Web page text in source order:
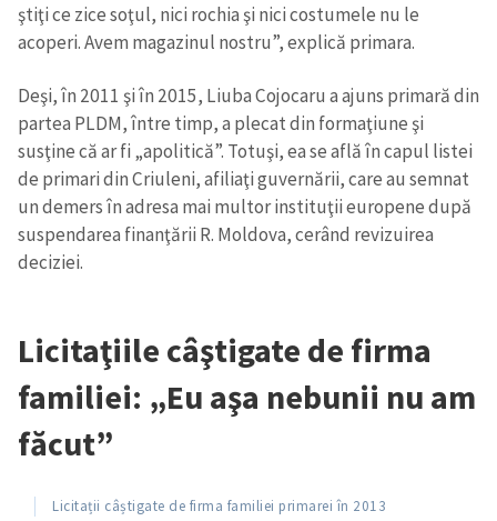
ştiţi ce zice soţul, nici rochia şi nici costumele nu le
acoperi. Avem magazinul nostru”, explică primara.
Deşi, în 2011 şi în 2015, Liuba Cojocaru a ajuns primară din
partea PLDM, între timp, a plecat din formaţiune şi
susţine că ar fi „apolitică”. Totuşi, ea se află în capul listei
de primari din Criuleni, afiliaţi guvernării, care au semnat
un demers în adresa mai multor instituţii europene după
suspendarea finanţării R. Moldova, cerând revizuirea
deciziei.
Licitaţiile câştigate de firma
familiei: „Eu aşa nebunii nu am
făcut”
Licitații câștigate de firma familiei primarei în 2013